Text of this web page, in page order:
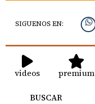
SIGUENOS EN:
videos premium
BUSCAR